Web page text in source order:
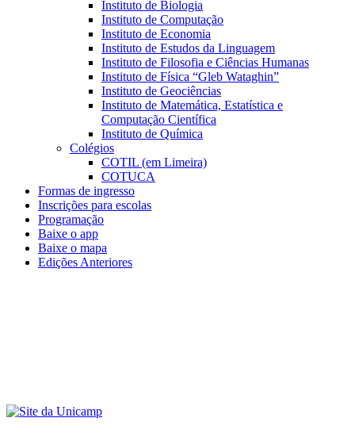
Instituto de Biologia
Instituto de Computação
Instituto de Economia
Instituto de Estudos da Linguagem
Instituto de Filosofia e Ciências Humanas
Instituto de Física “Gleb Wataghin”
Instituto de Geociências
Instituto de Matemática, Estatística e
Computação Científica
Instituto de Química
Colégios
COTIL (em Limeira)
COTUCA
Formas de ingresso
Inscrições para escolas
Programação
Baixe o app
Baixe o mapa
Edições Anteriores